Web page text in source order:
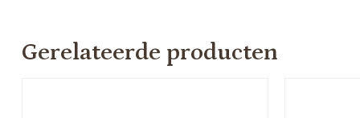
Gerelateerde producten